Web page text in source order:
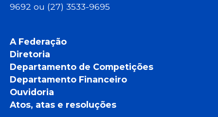
9692 ou (27) 3533-9695
A Federação
Diretoria
Departamento de Competições
Departamento Financeiro
Ouvidoria
Atos, atas e resoluções